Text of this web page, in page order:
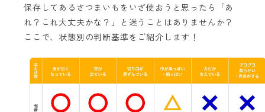
保存してあるさつまいもをいざ使おうと思ったら「あ
れ？これ大丈夫かな？」と迷うことはありませんか？
ここで、状態別の判断基準をご紹介します！